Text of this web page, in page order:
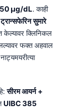
µg/dL. काही
ट्रान्सफेरिन सुमारे
केल्यावर क्लिनिकल
फक्त अहवाल
सीरम आयर्न +
UIBC 385